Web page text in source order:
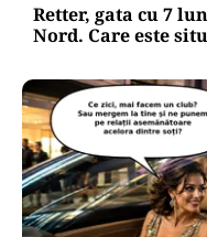
Retter, gata cu 7
Nord. Care este